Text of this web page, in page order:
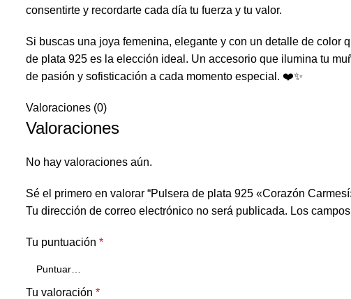
consentirte y recordarte cada día tu fuerza y tu valor.
Si buscas una joya femenina, elegante y con un detalle de color
de plata 925 es la elección ideal. Un accesorio que ilumina tu
de pasión y sofisticación a cada momento especial. ❤️✨
Valoraciones (0)
Valoraciones
No hay valoraciones aún.
Sé el primero en valorar “Pulsera de plata 925 «Corazón
Tu dirección de correo electrónico no será publicada. Los
Tu puntuación *
Tu valoración *